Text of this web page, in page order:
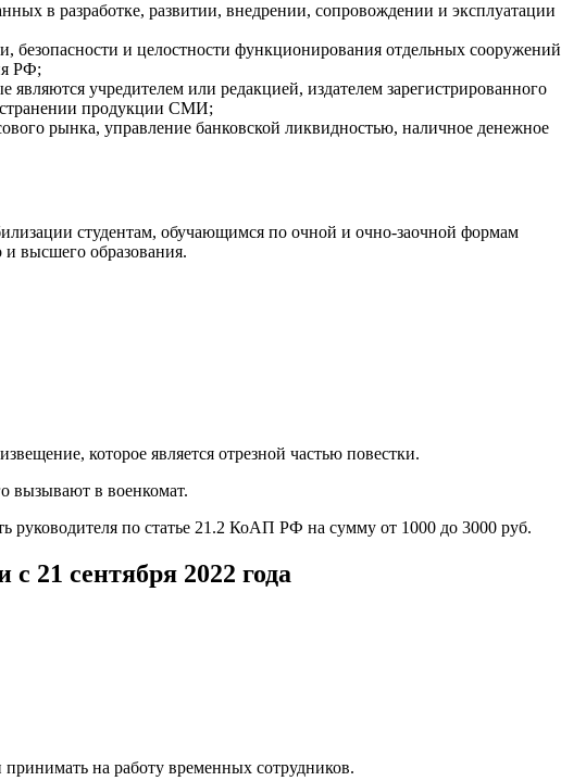
в разработке, развитии, внедрении, сопровождении и эксплуатации
безопасности и целостности функционирования отдельных сооружений
РФ;
учредителем или редакцией, издателем зарегистрированного
продукции СМИ;
рынка, управление банковской ликвидностью, наличное денежное
студентам, обучающимся по очной и очно-заочной формам
высшего образования.
которое является отрезной частью повестки.
вызывают в военкомат.
руководителя по статье 21.2 КоАП РФ на сумму от 1000 до 3000 руб.
21 сентября 2022 года
на работу временных сотрудников.